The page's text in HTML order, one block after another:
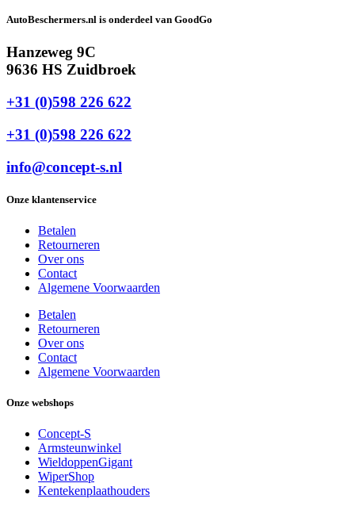
AutoBeschermers.nl is onderdeel van GoodGo
Hanzeweg 9C
9636 HS Zuidbroek
+31 (0)598 226 622
+31 (0)598 226 622
info@concept-s.nl
Onze klantenservice
Betalen
Retourneren
Over ons
Contact
Algemene Voorwaarden
Betalen
Retourneren
Over ons
Contact
Algemene Voorwaarden
Onze webshops
Concept-S
Armsteunwinkel
WieldoppenGigant
WiperShop
Kentekenplaathouders